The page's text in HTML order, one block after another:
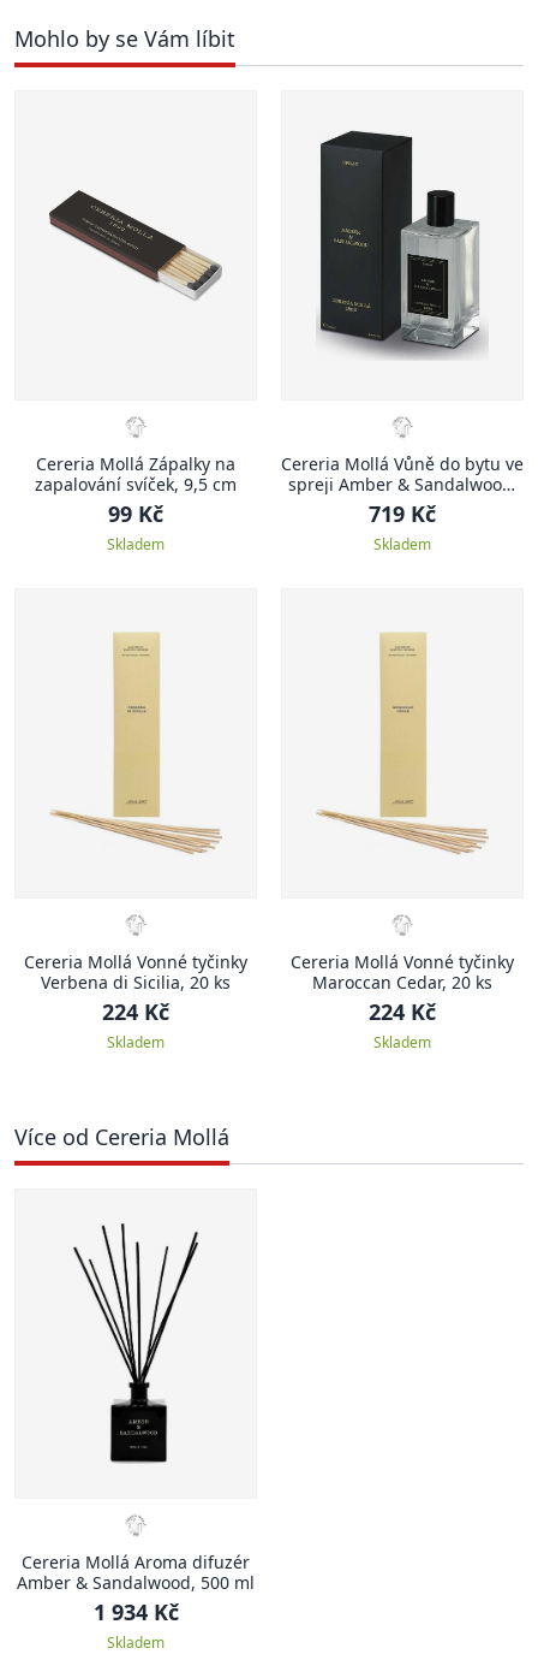
Mohlo by se Vám líbit
Cereria Mollá Zápalky na
zapalování svíček, 9,5 cm
99 Kč
Skladem
Cereria Mollá Vůně do bytu ve
spreji Amber & Sandalwood,
100 ml
719 Kč
Skladem
Cereria Mollá Vonné tyčinky
Verbena di Sicilia, 20 ks
224 Kč
Skladem
Cereria Mollá Vonné tyčinky
Maroccan Cedar, 20 ks
224 Kč
Skladem
Více od Cereria Mollá
Cereria Mollá Aroma difuzér
Amber & Sandalwood, 500 ml
1 934 Kč
Skladem